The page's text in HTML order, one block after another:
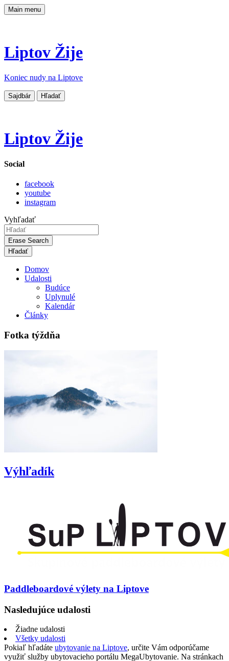
Main menu
Liptov Žije
Koniec nudy na Liptove
Sajdbár Hľadať
Liptov Žije
Social
facebook
youtube
instagram
Vyhľadať
Erase Search
Domov
Udalosti
Budúce
Uplynulé
Kalendár
Články
Fotka týždňa
Výhľadík
Paddleboardové výlety na Liptove
Nasledujúce udalosti
Žiadne udalosti
Všetky udalosti
Pokiaľ hľadáte ubytovanie na Liptove, určite Vám odporúčame
využiť služby ubytovacieho portálu MegaUbytovanie. Na stránkach